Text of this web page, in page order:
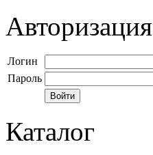
Авторизация
Логин
Пароль
Каталог